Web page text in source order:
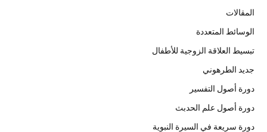
المقالات
الوسائط المتعددة
تبسيط العلاقة الزوجية للأطفال
جديد الطرهوني
دورة أصول التفسير
دورة أصول علم الحدبث
دورة سريعة في السيرة النبوية